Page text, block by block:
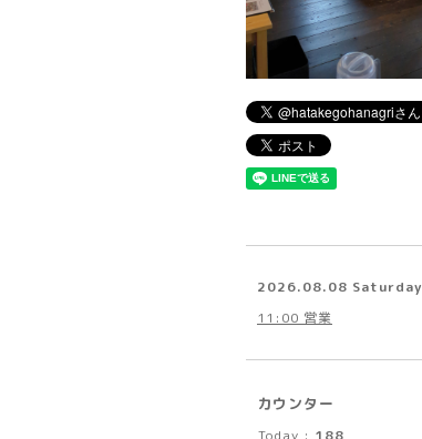
2026.08.08 Saturday
11:00 営業
カウンター
Today : 188